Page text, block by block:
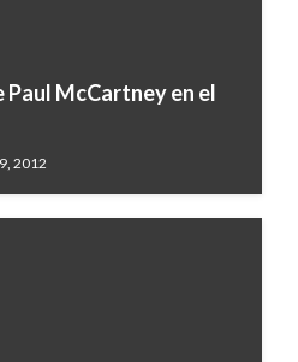
McCartney en el
2012